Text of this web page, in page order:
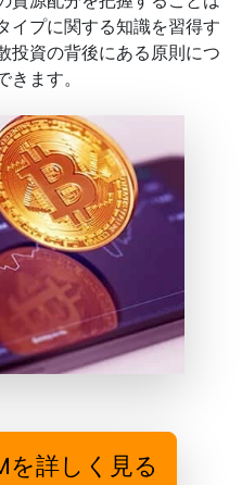
イプに関する知識を習得す
投資の背後にある原則につ
ます。
を詳しく見る